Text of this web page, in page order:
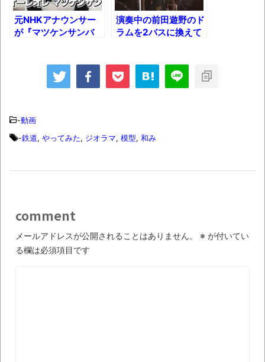
果･････････････････････････････
【動画】カニ、ちょっかい出してきた陰に
長野県のなめこのデカさが規格外だったｗ
ん（上）（下）」発売
【画像】整形で2400万円超えの美女、水着
進撃の巨人シーズン7 ファイナルシーズンの
感想
TBS「マツコの知らない世界」スタグル特
元NHKアナウンサー
が『マツケンサンバ
演奏中の前田遊野のド
ラムを2バスに換えて
-動画
-鉄道, やってみた, ジオラマ, 模型, 和み
comment
メールアドレスが公開されることはありません。 ※ が付いてい
る欄は必須項目です